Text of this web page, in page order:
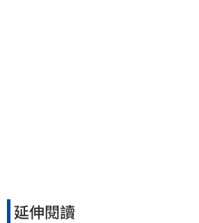
延伸閱讀